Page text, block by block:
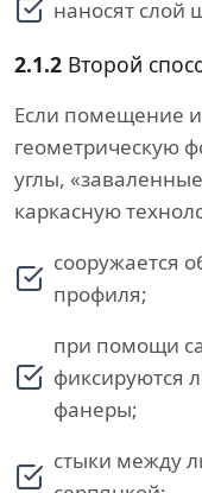
наносят слой
2.1.2 Второй
Если помещение
геометрическую
углы,
каркасную
сооружается
профиля;
при помощи
фиксируются
фанеры;
стыки между